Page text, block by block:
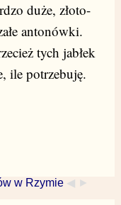
duże, złoto-
antonówki.
tych jabłek
ile potrzebuję.
w Rzymie ◀ ►